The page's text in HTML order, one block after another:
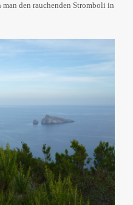
den rauchenden Stromboli in